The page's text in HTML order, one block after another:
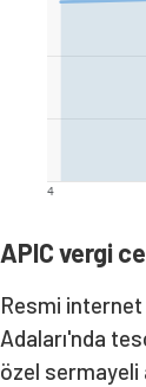
APIC vergi
Resmi internet
Adaları'nda
özel sermayeli